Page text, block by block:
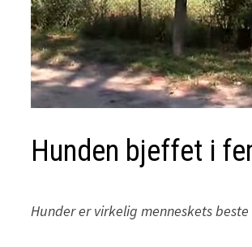
Hunden bjeffet i
Hunder er virkelig menneskets